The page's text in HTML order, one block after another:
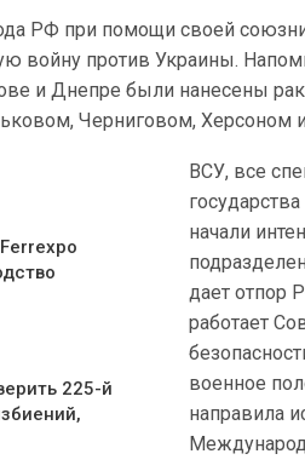
РФ при помощи своей
войну против Украины.
и Днепре были нанесены
Черниговом, Херсоном
225-й
ВСУ, все
начали
дает отпор
работает
военное
направила